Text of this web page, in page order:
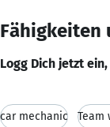
Fähigkeiten
Logg Dich jetzt
car mechanic Team